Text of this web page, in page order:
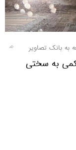
به بانک تصاویر
به سختی